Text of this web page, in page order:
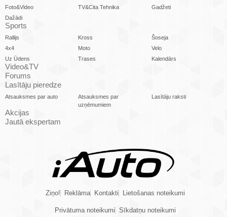
Foto&Video
TV&Cita Tehnika
Gadžeti
Dažādi
Sports
Rallijs Kross
Šoseja
4x4
Moto
Velo
Uz Ūdens
Trases Kalendārs
Video&TV
Forums
Lasītāju pieredze
Atsauksmes par auto
Atsauksmes par
uzņēmumiem
Lasītāju raksti
Akcijas
Jautā ekspertam
Ziņo! Reklāma Kontakti Lietošanas noteikumi
Privātuma noteikumi Sīkdatņu noteikumi